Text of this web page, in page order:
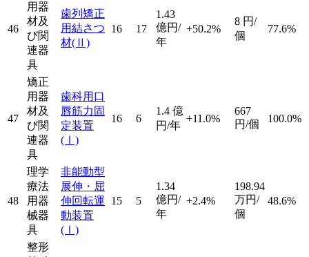
46
用器
材及
び関
連器
具
歯列矯正
用結さつ
材(Ⅱ)
16 17
1.43
億円/
年
+50.2%
8 円/
個
77.6%
47
矯正
用器
材及
び関
連器
具
歯科用口
唇筋力固
定装置
(Ⅰ)
16 6
1.4 億
円/年
+11.0%
667
円/個
100.0%
48
理学
療法
用器
械器
具
非能動型
展伸・屈
伸回転運
動装置
(Ⅰ)
15 5
1.34
億円/
年
+2.4%
198.94
万円/
個
48.6%
整形